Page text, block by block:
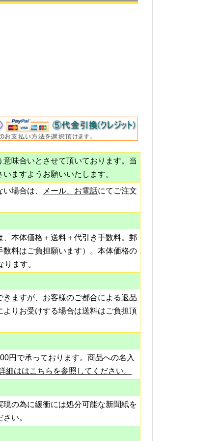
味合いとさせて頂いております。当
ますようお願いいたします。
場合は、
メール、お電話にてご注文
本体価格＋送料＋代引き手数料。郵
料はご負担願います）。本体価格の
ります。
ますが、お客様のご都合による返品
りお受けする場合は送料はご負担頂
円で承っております。商品への名入
細ははこちらを参照してください。
の為に緩衝には処分可能な新聞紙を
い。